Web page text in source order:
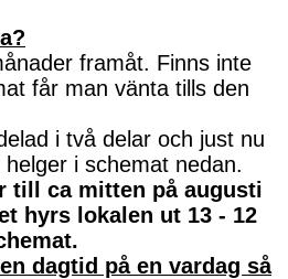
framåt. Finns inte
får man vänta tills den
i två delar och just nu
i schemat nedan.
till ca mitten på augusti
hyrs lokalen ut 13 - 12
dagtid på en vardag så